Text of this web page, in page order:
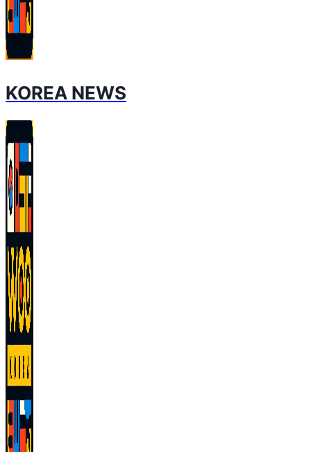
KOREA NEWS